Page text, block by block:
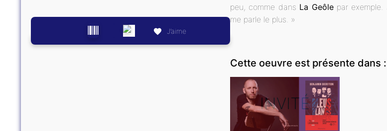
J’aime
peu, comme dans La Geôlepar exemple.
me parle le plus. »
Cette oeuvre est présente dans :
INVITÉ